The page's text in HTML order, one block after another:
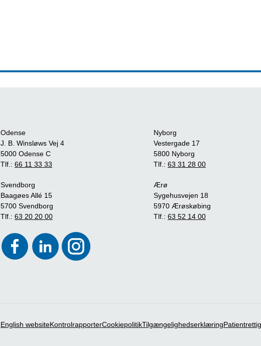
Odense
J. B. Winsløws Vej 4
5000 Odense C
Tlf.: 66 11 33 33
Svendborg
Baagøes Allé 15
5700 Svendborg
Tlf.: 63 20 20 00
Nyborg
Vestergade 17
5800 Nyborg
Tlf.: 63 31 28 00
Ærø
Sygehusvejen 18
5970 Ærøskøbing
Tlf.: 63 52 14 00
English websiteKontrolrapporterCookiepolitikTilgængelighedserklæring